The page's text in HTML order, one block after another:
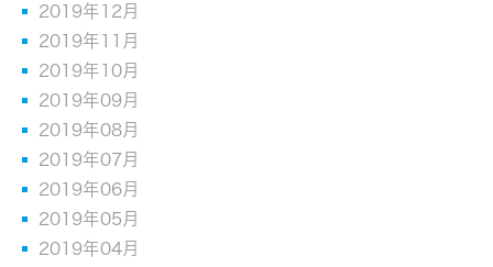
2019年12月
2019年11月
2019年10月
2019年09月
2019年08月
2019年07月
2019年06月
2019年05月
2019年04月